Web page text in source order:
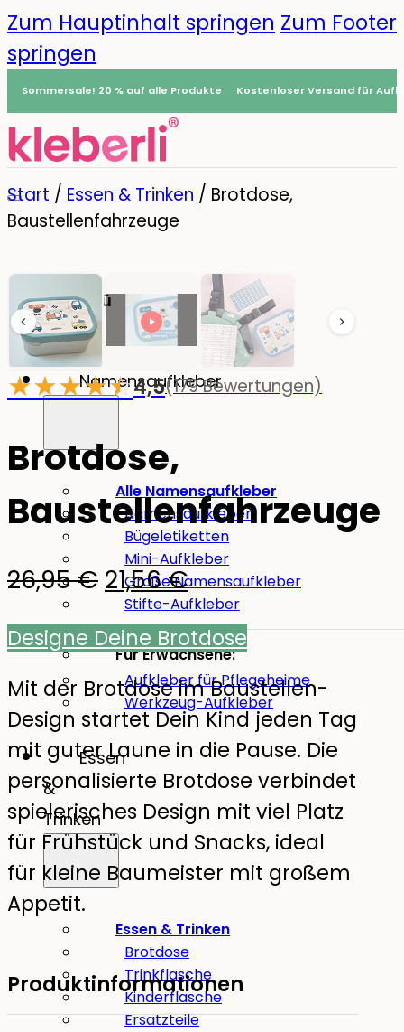
Zum Hauptinhalt springen Zum Footer
springen
Sommersale! 20 % auf alle Produkte Kostenloser Versand für
Menü
Namensaufkleber
Alle Namensaufkleber
Namensaufkleber
Bügeletiketten
Mini-Aufkleber
Große Namensaufkleber
Stifte-Aufkleber
Für Erwachsene:
Aufkleber für Pflegeheime
Werkzeug-Aufkleber
Essen
&
Trinken
Essen & Trinken
Brotdose
Trinkflasche
Kinderflasche
Ersatzteile
0
Start / Essen & Trinken / Brotdose,
Baustellenfahrzeuge
-20%
★★★★☆
★4,5(179 Bewertungen)
Brotdose,
Baustellenfahrzeuge
26,95€ Ursprünglicher
Preis
war:
26,95 €
21,56€Aktueller
Preis
ist:
21,56 €.
Designe Deine Brotdose
Mit der Brotdose im Baustellen-
Design startet Dein Kind jeden Tag
mit guter Laune in die Pause. Die
personalisierte Brotdose verbindet
spielerisches Design mit viel Platz
für Frühstück und Snacks, ideal
für kleine Baumeister mit großem
Appetit.
Produktinformationen